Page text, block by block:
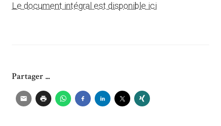
Le document intégral est disponible ici
Partager ...